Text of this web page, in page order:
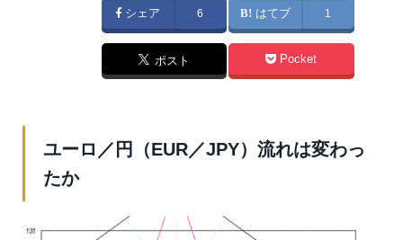
シェア 6 はてブ 1
ポスト Pocket
ユーロ／円（EUR／JPY）流れは変わっ
たか